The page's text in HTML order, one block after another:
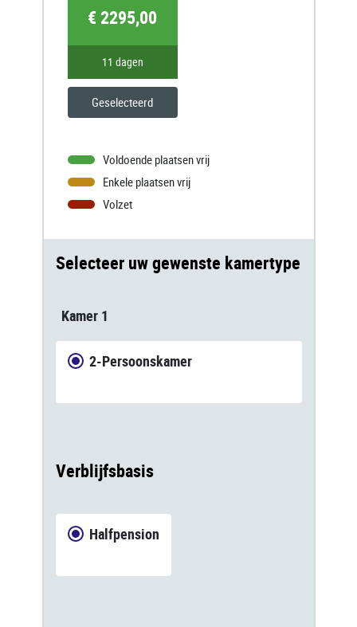
€ 2295,00
11 dagen
Geselecteerd
Voldoende plaatsen vrij
Enkele plaatsen vrij
Volzet
Selecteer uw gewenste kamertype
Kamer 1
2-Persoonskamer
Verblijfsbasis
Halfpension